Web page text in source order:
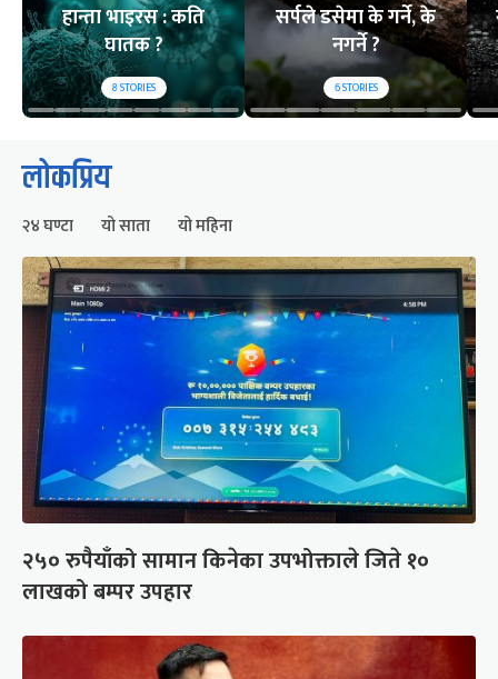
हान्ता भाइरस : कति
घातक ?
8STORIES
सर्पले डसेमा के गर्ने, के
नगर्ने ?
6STORIES
लोकप्रिय
२४ घण्टा यो साता यो महिना
२५० रुपैयाँको सामान किनेका उपभोक्ताले जिते १०
लाखको बम्पर उपहार